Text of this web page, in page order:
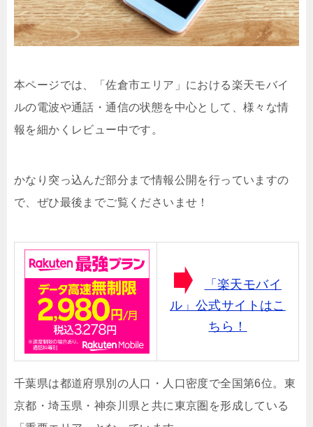
本ページでは、「佐倉市エリア」における楽天モバイ
ルの電波や通話・通信の状態を中心として、様々な情
報を細かくレビュー中です。
かなり突っ込んだ部分まで情報公開を行っていますの
で、ぜひ最後までご覧くださいませ！
「楽天モバイ
ル」公式サイトはこ
ちら！
千葉県は都道府県別の人口・人口密度で全国第6位。東
京都・埼玉県・神奈川県と共に東京圏を形成している